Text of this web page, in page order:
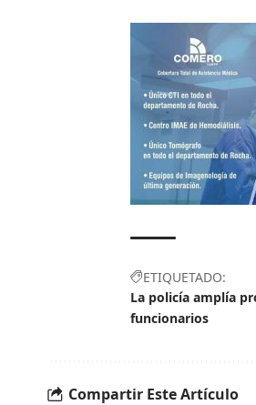
ETIQUETADO:
La policía amplía
funcionarios
Compartir Este Artículo